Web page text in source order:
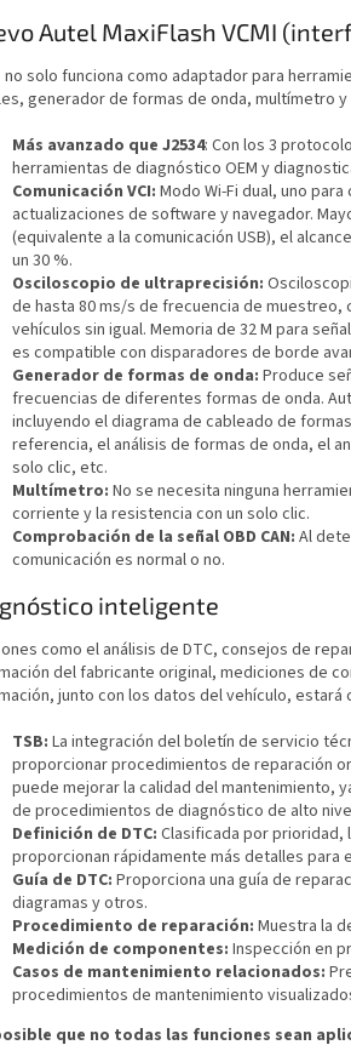
Autel MaxiFlash VCMI
no solo funciona como adaptador para
generador de formas de onda, multímetro y
Más avanzado que J2534: Con los 3
herramientas de diagnóstico OEM y
Comunicación VCI: Modo Wi-Fi dual, uno
actualizaciones de software y navegador.
(equivalente a la comunicación USB), el
un 30 %.
Osciloscopio de ultraprecisión:
de hasta 80 ms/s de frecuencia de muestreo,
vehículos sin igual. Memoria de 32 M para
es compatible con disparadores de borde
Generador de formas de onda: Produce
frecuencias de diferentes formas de onda.
incluyendo el diagrama de cableado de
referencia, el análisis de formas de onda, el
solo clic, etc.
Multímetro: No se necesita ninguna
corriente y la resistencia con un solo clic.
Comprobación de la señal OBD CAN: Al
comunicación es normal o no.
inteligente
como el análisis de DTC, consejos de
del fabricante original, mediciones de
junto con los datos del vehículo, estará
TSB: La integración del boletín de servicio
proporcionar procedimientos de reparación
puede mejorar la calidad del mantenimiento,
de procedimientos de diagnóstico de alto
Definición de DTC: Clasificada por prioridad,
proporcionan rápidamente más detalles para
Guía de DTC: Proporciona una guía de
diagramas y otros.
Procedimiento de reparación: Muestra la
Medición de componentes: Inspección en
Casos de mantenimiento relacionados:
procedimientos de mantenimiento
que no todas las funciones sean